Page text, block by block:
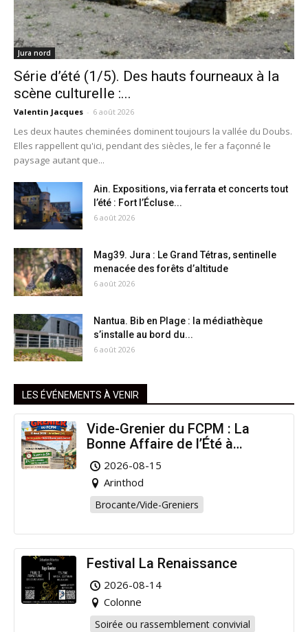
Jura nord
Série d’été (1/5). Des hauts fourneaux à la
scène culturelle :...
Valentin Jacques - 6 août 2026
Les deux hautes cheminées dominent toujours la vallée du Doubs.
Elles rappellent qu'ici, pendant des siècles, le fer a façonné le
paysage autant que...
Ain. Expositions, via ferrata et concerts tout
l’été : Fort l’Écluse...
6 août 2026
Mag39. Jura : Le Grand Tétras, sentinelle
menacée des forêts d’altitude
6 août 2026
Nantua. Bib en Plage : la médiathèque
s’installe au bord du...
6 août 2026
LES ÉVÉNEMENTS À VENIR
Vide-Grenier du FCPM : La
Bonne Affaire de l’Été à
Arinthod !
2026-08-15
Arinthod
Brocante/Vide-Greniers
Festival La Renaissance
2026-08-14
Colonne
Soirée ou rassemblement convivial